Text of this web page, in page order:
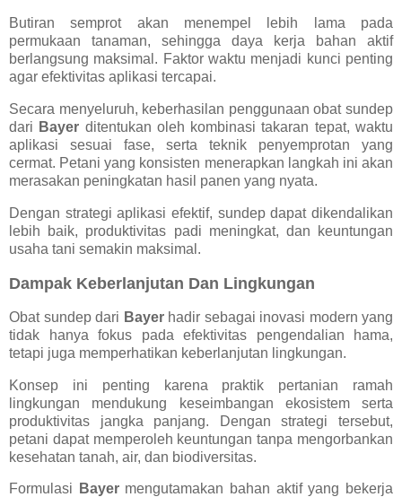
Butiran semprot akan menempel lebih lama pada
permukaan tanaman, sehingga daya kerja bahan aktif
berlangsung maksimal. Faktor waktu menjadi kunci penting
agar efektivitas aplikasi tercapai.
Secara menyeluruh, keberhasilan penggunaan obat sundep
dari Bayer ditentukan oleh kombinasi takaran tepat, waktu
aplikasi sesuai fase, serta teknik penyemprotan yang
cermat. Petani yang konsisten menerapkan langkah ini akan
merasakan peningkatan hasil panen yang nyata.
Dengan strategi aplikasi efektif, sundep dapat dikendalikan
lebih baik, produktivitas padi meningkat, dan keuntungan
usaha tani semakin maksimal.
Dampak Keberlanjutan Dan Lingkungan
Obat sundep dari Bayerhadir sebagai inovasi modern yang
tidak hanya fokus pada efektivitas pengendalian hama,
tetapi juga memperhatikan keberlanjutan lingkungan.
Konsep ini penting karena praktik pertanian ramah
lingkungan mendukung keseimbangan ekosistem serta
produktivitas jangka panjang. Dengan strategi tersebut,
petani dapat memperoleh keuntungan tanpa mengorbankan
kesehatan tanah, air, dan biodiversitas.
Formulasi Bayermengutamakan bahan aktif yang bekerja